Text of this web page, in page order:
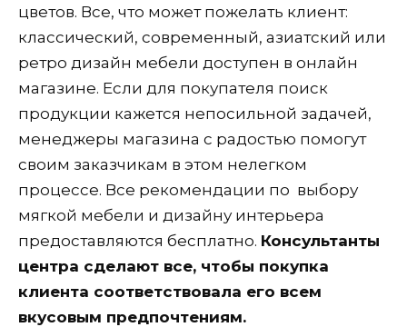
цветов. Все, что может пожелать клиент:
классический, современный, азиатский или
ретро дизайн мебели доступен в онлайн
магазине. Если для покупателя поиск
продукции кажется непосильной задачей,
менеджеры магазина с радостью помогут
своим заказчикам в этом нелегком
процессе. Все рекомендации по выбору
мягкой мебели и дизайну интерьера
предоставляются бесплатно. Консультанты
центра сделают все, чтобы покупка
клиента соответствовала его всем
вкусовым предпочтениям.